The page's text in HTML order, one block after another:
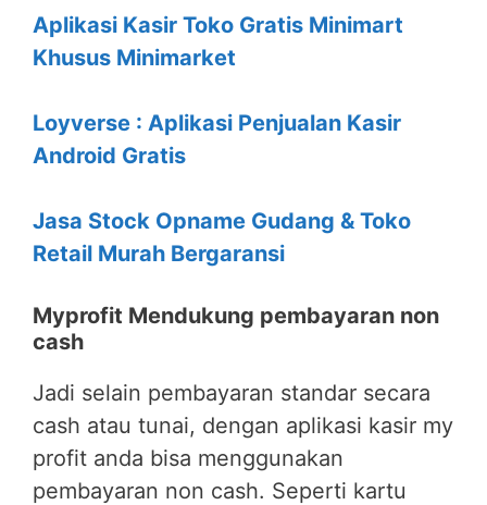
Aplikasi Kasir Toko Gratis Minimart
Khusus Minimarket
Loyverse : Aplikasi Penjualan Kasir
Android Gratis
Jasa Stock Opname Gudang & Toko
Retail Murah Bergaransi
Myprofit Mendukung pembayaran non
cash
Jadi selain pembayaran standar secara
cash atau tunai, dengan aplikasi kasir my
profit anda bisa menggunakan
pembayaran non cash. Seperti kartu